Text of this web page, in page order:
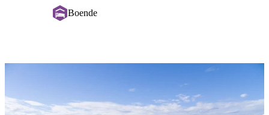
Boende
Bildspel
bilder